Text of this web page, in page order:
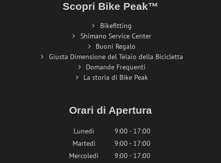
Scopri Bike Peak™
Bikefitting
Shimano Service Center
Buoni Regalo
Giusta Dimensione del Telaio della Bicicletta
Domande Frequenti
La storia di Bike Peak
Orari di Apertura
Lunedì
9:00 - 17:00
Martedì
9:00 - 17:00
Mercoledì
9:00 - 17:00